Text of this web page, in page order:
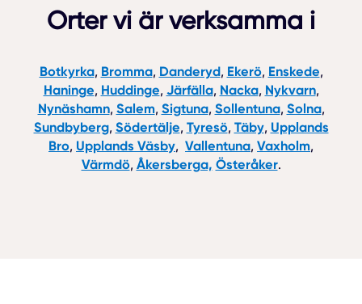
Orter vi är verksamma i
Botkyrka, Bromma, Danderyd, Ekerö, Enskede,
Haninge, Huddinge, Järfälla, Nacka, Nykvarn,
Nynäshamn, Salem, Sigtuna, Sollentuna, Solna,
Sundbyberg, Södertälje, Tyresö, Täby, Upplands
Bro, Upplands Väsby, Vallentuna, Vaxholm,
Värmdö, Åkersberga, Österåker.